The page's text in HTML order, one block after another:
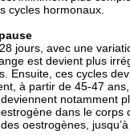
cycles hormonaux.
jours, avec une
est devient plus
Ensuite, ces cycles
à partir de 45-47
notamment
dans le corps
oestrogènes,